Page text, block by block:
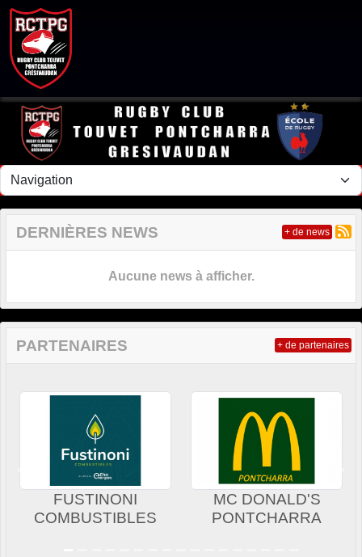
DERNIÈRES NEWS
Aucune news à afficher.
+ de news
PARTENAIRES
FUSTINONI
COMBUSTIBLES
MC DONALD'S
PONTCHARRA
Précedent
+ de partenaires
Panneau de gestion des cookies